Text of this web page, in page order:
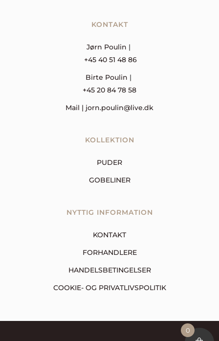
KONTAKT
Jørn Poulin |
+45 40 51 48 86
Birte Poulin |
+45 20 84 78 58
Mail | jorn.poulin@live.dk
KOLLEKTION
PUDER
GOBELINER
NYTTIG INFORMATION
KONTAKT
FORHANDLERE
HANDELSBETINGELSER
COOKIE- OG PRIVATLIVSPOLITIK
0